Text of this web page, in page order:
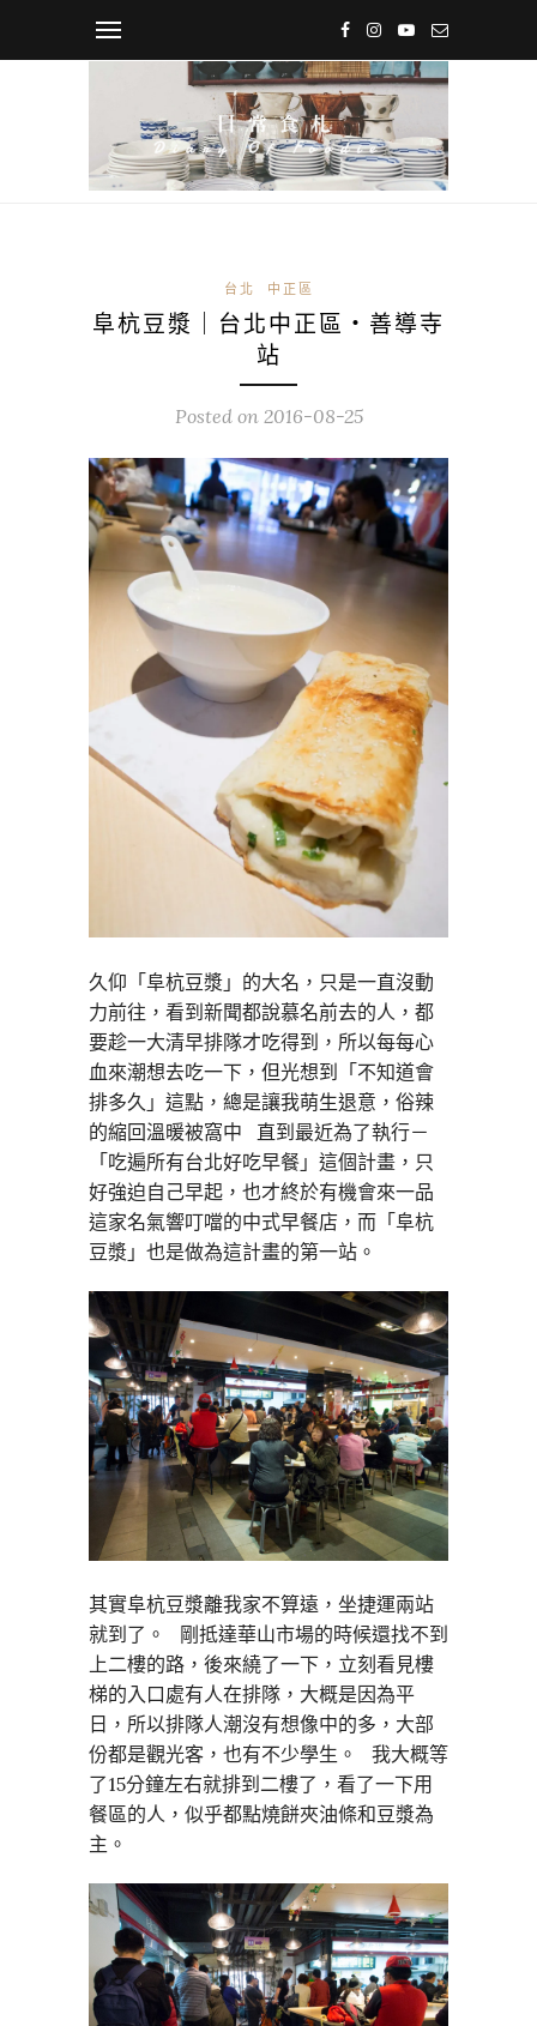
台北 中正區
阜杭豆漿｜台北中正區・善導寺
站
Posted on 2016-08-25
久仰「阜杭豆漿」的大名，只是一直沒動
力前往，看到新聞都說慕名前去的人，都
要趁一大清早排隊才吃得到，所以每每心
血來潮想去吃一下，但光想到「不知道會
排多久」這點，總是讓我萌生退意，俗辣
的縮回溫暖被窩中 直到最近為了執行－
「吃遍所有台北好吃早餐」這個計畫，只
好強迫自己早起，也才終於有機會來一品
這家名氣響叮噹的中式早餐店，而「阜杭
豆漿」也是做為這計畫的第一站。
其實阜杭豆漿離我家不算遠，坐捷運兩站
就到了。 剛抵達華山市場的時候還找不到
上二樓的路，後來繞了一下，立刻看見樓
梯的入口處有人在排隊，大概是因為平
日，所以排隊人潮沒有想像中的多，大部
份都是觀光客，也有不少學生。 我大概等
了15分鐘左右就排到二樓了，看了一下用
餐區的人，似乎都點燒餅夾油條和豆漿為
主。